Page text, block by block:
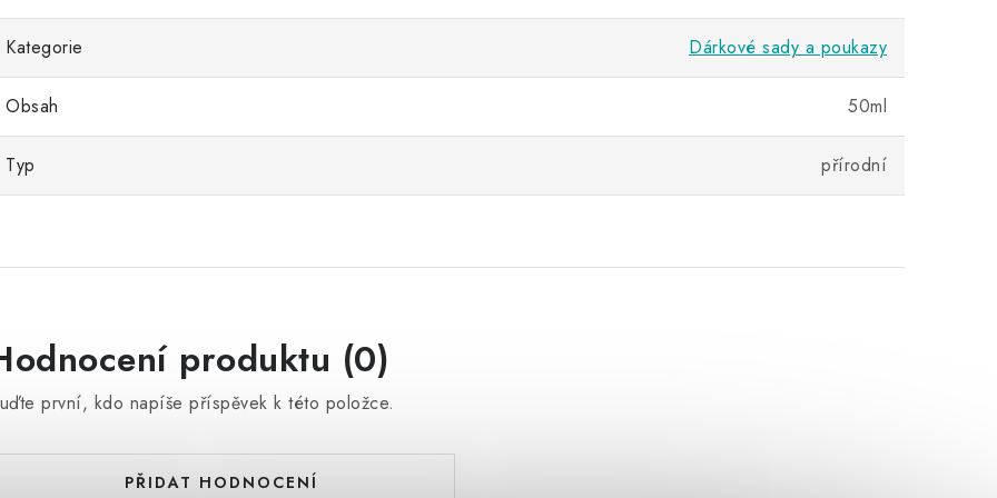
Kategorie Dárkové sady a poukazy
Obsah 50ml
Typ přírodní
produktu (0)
první, kdo napíše příspěvek k této položce.
PŘIDAT HODNOCENÍ